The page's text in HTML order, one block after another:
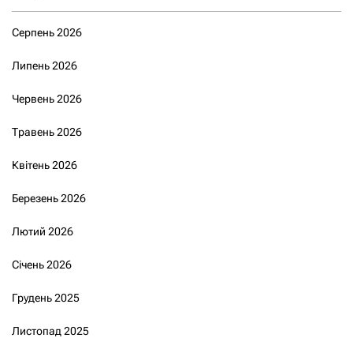
Серпень 2026
Липень 2026
Червень 2026
Травень 2026
Квітень 2026
Березень 2026
Лютий 2026
Січень 2026
Грудень 2025
Листопад 2025